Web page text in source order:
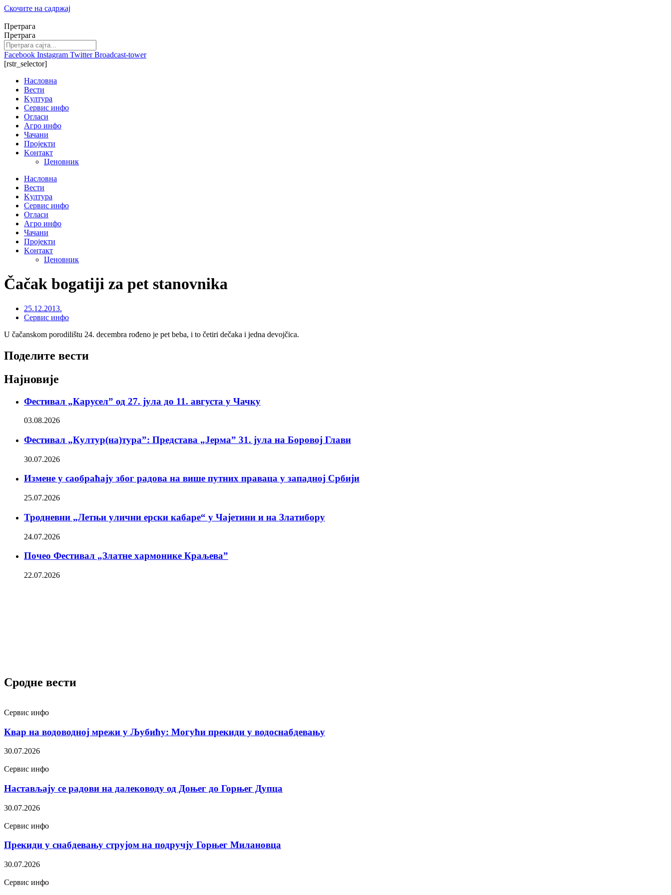
Скочите на садржај
Претрага
Претрага
Facebook Instagram Twitter Broadcast-tower
[rstr_selector]
Насловна
Вести
Kултура
Сервис инфо
Огласи
Агро инфо
Чачани
Пројекти
Kонтакт
Ценовник
Насловна
Вести
Kултура
Сервис инфо
Огласи
Агро инфо
Чачани
Пројекти
Kонтакт
Ценовник
Čačak bogatiji za pet stanovnika
25.12.2013.
Сервис инфо
U čačanskom porodilištu 24. decembra rođeno je pet beba, i to četiri dečaka i jedna devojčica.
Поделите вести
Најновије
Фестивал „Карусел” од 27. јула до 11. августа у Чачку
03.08.2026
Фестивал „Култур(на)тура”: Представа „Јерма” 31. јула на Боровој Глави
30.07.2026
Измене у саобраћају због радова на више путних праваца у западној Србији
25.07.2026
Тродневни „Летњи улични ерски кабаре“ у Чајетини и на Златибору
24.07.2026
Почео Фестивал „Златне хармонике Краљева”
22.07.2026
Сродне вести
Сервис инфо
Квар на водоводној мрежи у Љубићу: Могући прекиди у водоснабдевању
30.07.2026
Сервис инфо
Настављају се радови на далеководу од Доњег до Горњег Дупца
30.07.2026
Сервис инфо
Прекиди у снабдевању струјом на подручју Горњег Милановца
30.07.2026
Сервис инфо